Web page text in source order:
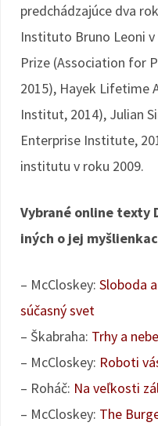
predchádzajúce dva
Instituto Bruno Leoni
Prize (Association for
2015), Hayek Lifetime
Institut, 2014), Julian
Enterprise Institute,
institutu v roku 2009.
Vybrané online texty
iných o jej
– McCloskey: Sloboda
súčasný svet
– Škabraha: Trhy a
– McCloskey: Roboti
– Roháč: Na veľkosti
– McCloskey: The